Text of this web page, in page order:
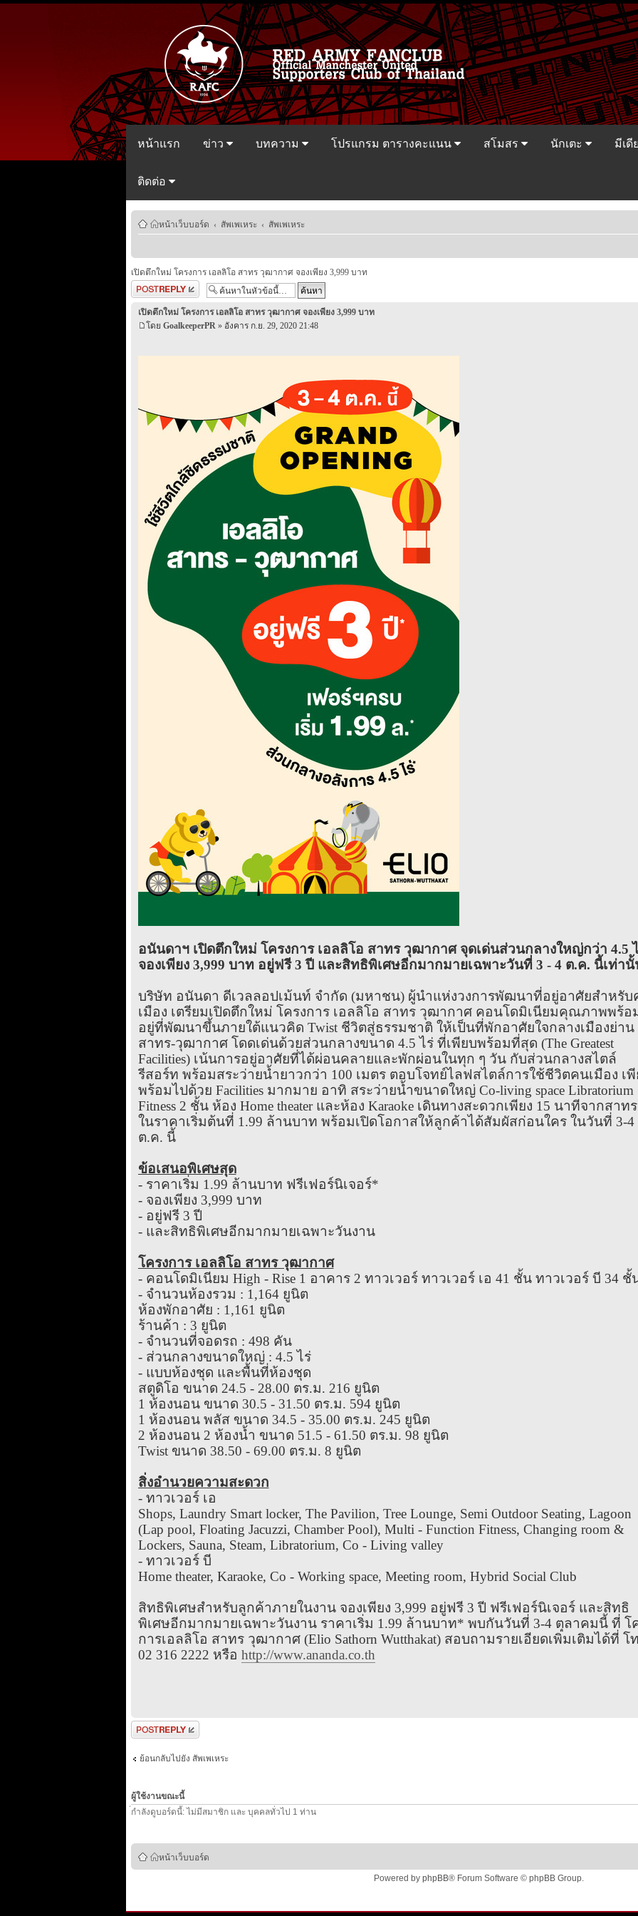
หน้าแรก ข่าว บทความ โปรแกรม ตารางคะแนน สโมสร นักเตะ มีเดี
ติดต่อ
หน้าเว็บบอร์ด ‹ สัพเพเหระ ‹ สัพเพเหระ
เปิดตึกใหม่ โครงการ เอลลิโอ สาทร วุฒากาศ จองเพียง 3,999 บาท
ตอบกระทู้
เปิดตึกใหม่ โครงการ เอลลิโอ สาทร วุฒากาศ จองเพียง 3,999 บาท
โดย GoalkeeperPR » อังคาร ก.ย. 29, 2020 21:48
อนันดาฯ เปิดตึกใหม่ โครงการ เอลลิโอ สาทร วุฒากาศ จุดเด่นส่วนกลางใหญ่กว่า 4.5
จองเพียง 3,999 บาท อยู่ฟรี 3 ปี และสิทธิพิเศษอีกมากมายเฉพาะวันที่ 3 - 4 ต.ค. นี้เท่านั้
บริษัท อนันดา ดีเวลลอปเม้นท์ จำกัด (มหาชน) ผู้นำแห่งวงการพัฒนาที่อยู่อาศัยสำหรับ
เมือง เตรียมเปิดตึกใหม่ โครงการ เอลลิโอ สาทร วุฒากาศ คอนโดมิเนียมคุณภาพพร้อ
อยู่ที่พัฒนาขึ้นภายใต้แนวคิด Twist ชีวิตสู่ธรรมชาติ ให้เป็นที่พักอาศัยใจกลางเมืองย่าน
สาทร-วุฒากาศ โดดเด่นด้วยส่วนกลางขนาด 4.5 ไร่ ที่เพียบพร้อมที่สุด (The Greatest
Facilities) เน้นการอยู่อาศัยที่ได้ผ่อนคลายและพักผ่อนในทุก ๆ วัน กับส่วนกลางสไตล์
รีสอร์ท พร้อมสระว่ายน้ำยาวกว่า 100 เมตร ตอบโจทย์ไลฟสไตล์การใช้ชีวิตคนเมือง เ
พร้อมไปด้วย Facilities มากมาย อาทิ สระว่ายน้ำขนาดใหญ่ Co-living space Libratorium
Fitness 2 ชั้น ห้อง Home theater และห้อง Karaoke เดินทางสะดวกเพียง 15 นาทีจากสาทร
ในราคาเริ่มต้นที่ 1.99 ล้านบาท พร้อมเปิดโอกาสให้ลูกค้าได้สัมผัสก่อนใคร ในวันที่ 3-4
ต.ค. นี้
ข้อเสนอพิเศษสุด
- ราคาเริ่ม 1.99 ล้านบาท ฟรีเฟอร์นิเจอร์*
- จองเพียง 3,999 บาท
- อยู่ฟรี 3 ปี
- และสิทธิพิเศษอีกมากมายเฉพาะวันงาน
โครงการ เอลลิโอ สาทร วุฒากาศ
- คอนโดมิเนียม High - Rise 1 อาคาร 2 ทาวเวอร์ ทาวเวอร์ เอ 41 ชั้น ทาวเวอร์ บี 34 ชั้
- จำนวนห้องรวม : 1,164 ยูนิต
ห้องพักอาศัย : 1,161 ยูนิต
ร้านค้า : 3 ยูนิต
- จำนวนที่จอดรถ : 498 คัน
- ส่วนกลางขนาดใหญ่ : 4.5 ไร่
- แบบห้องชุด และพื้นที่ห้องชุด
สตูดิโอ ขนาด 24.5 - 28.00 ตร.ม. 216 ยูนิต
1 ห้องนอน ขนาด 30.5 - 31.50 ตร.ม. 594 ยูนิต
1 ห้องนอน พลัส ขนาด 34.5 - 35.00 ตร.ม. 245 ยูนิต
2 ห้องนอน 2 ห้องน้ำ ขนาด 51.5 - 61.50 ตร.ม. 98 ยูนิต
Twist ขนาด 38.50 - 69.00 ตร.ม. 8 ยูนิต
สิ่งอำนวยความสะดวก
- ทาวเวอร์ เอ
Shops, Laundry Smart locker, The Pavilion, Tree Lounge, Semi Outdoor Seating, Lagoon
(Lap pool, Floating Jacuzzi, Chamber Pool), Multi - Function Fitness, Changing room &
Lockers, Sauna, Steam, Libratorium, Co - Living valley
- ทาวเวอร์ บี
Home theater, Karaoke, Co - Working space, Meeting room, Hybrid Social Club
สิทธิพิเศษสำหรับลูกค้าภายในงาน จองเพียง 3,999 อยู่ฟรี 3 ปี ฟรีเฟอร์นิเจอร์ และสิทธิ
พิเศษอีกมากมายเฉพาะวันงาน ราคาเริ่ม 1.99 ล้านบาท* พบกันวันที่ 3-4 ตุลาคมนี้ ที่ โ
การเอลลิโอ สาทร วุฒากาศ (Elio Sathorn Wutthakat) สอบถามรายเอียดเพิ่มเติมได้ที่ โ
02 316 2222 หรือ http://www.ananda.co.th
ตอบกระทู้
ย้อนกลับไปยัง สัพเพเหระ
ผู้ใช้งานขณะนี้
่กำลังดูบอร์ดนี้: ไม่มีสมาชิก และ บุคคลทั่วไป 1 ท่าน
หน้าเว็บบอร์ด
Powered by phpBB® Forum Software © phpBB Group.